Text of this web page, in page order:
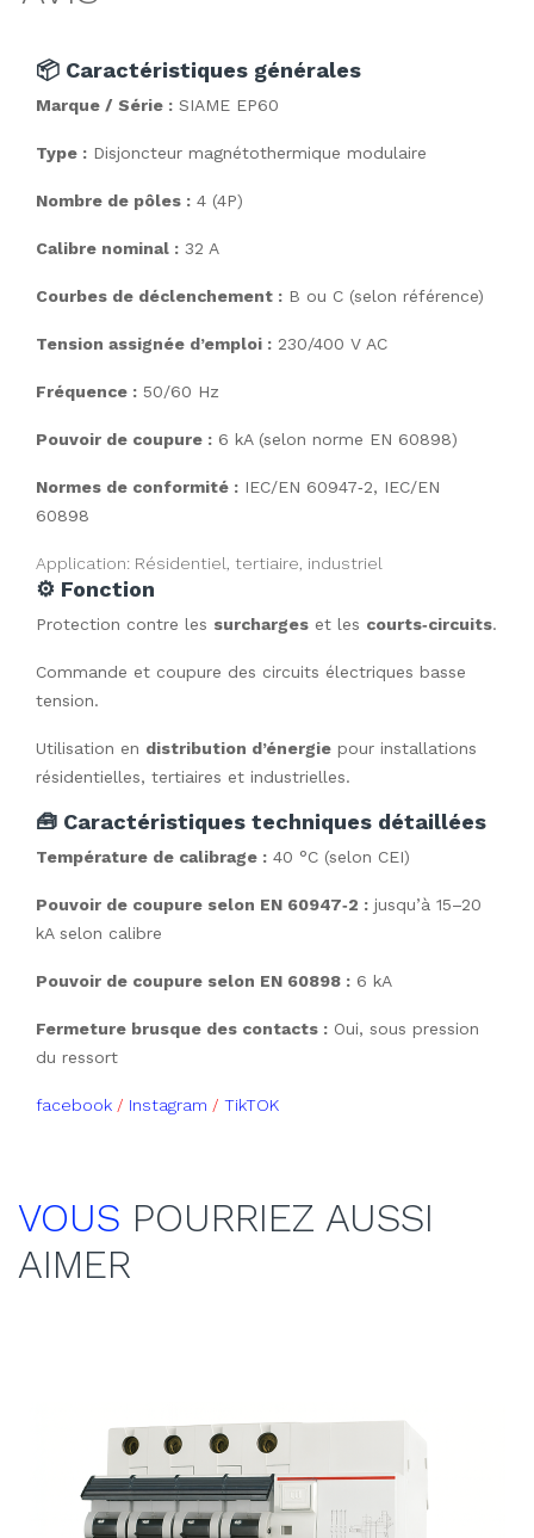
📦 Caractéristiques générales
Marque / Série : SIAME EP60
Type : Disjoncteur magnétothermique modulaire
Nombre de pôles : 4 (4P)
Calibre nominal : 32 A
Courbes de déclenchement : B ou C (selon référence)
Tension assignée d’emploi : 230/400 V AC
Fréquence : 50/60 Hz
Pouvoir de coupure : 6 kA (selon norme EN 60898)
Normes de conformité : IEC/EN 60947‑2, IEC/EN
60898
Application: Résidentiel, tertiaire, industriel
⚙️ Fonction
Protection contre les surcharges et les courts‑circuits.
Commande et coupure des circuits électriques basse
tension.
Utilisation en distribution d’énergie pour installations
résidentielles, tertiaires et industrielles.
🧰 Caractéristiques techniques détaillées
Température de calibrage : 40 °C (selon CEI)
Pouvoir de coupure selon EN 60947‑2 : jusqu’à 15–20
kA selon calibre
Pouvoir de coupure selon EN 60898 : 6 kA
Fermeture brusque des contacts : Oui, sous pression
du ressort
facebook / Instagram / TikTOK
VOUS POURRIEZ AUSSI
AIMER